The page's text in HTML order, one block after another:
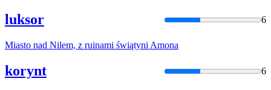
luksor 6
Miasto nad Nilem, z ruinami świątyni Amona
korynt 6